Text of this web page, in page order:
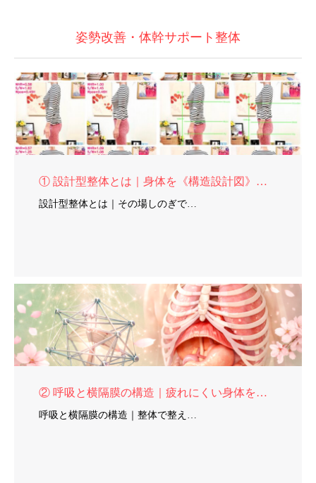
姿勢改善・体幹サポート整体
① 設計型整体とは｜身体を《構造設計図》から再構築
設計型整体とは｜その場しのぎで…
② 呼吸と横隔膜の構造｜疲れにくい身体を支える仕組み
呼吸と横隔膜の構造｜整体で整え…